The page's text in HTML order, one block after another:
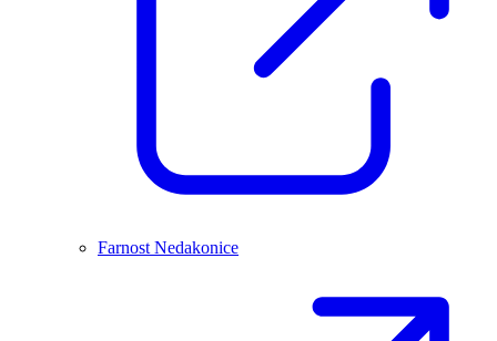
Farnost Nedakonice